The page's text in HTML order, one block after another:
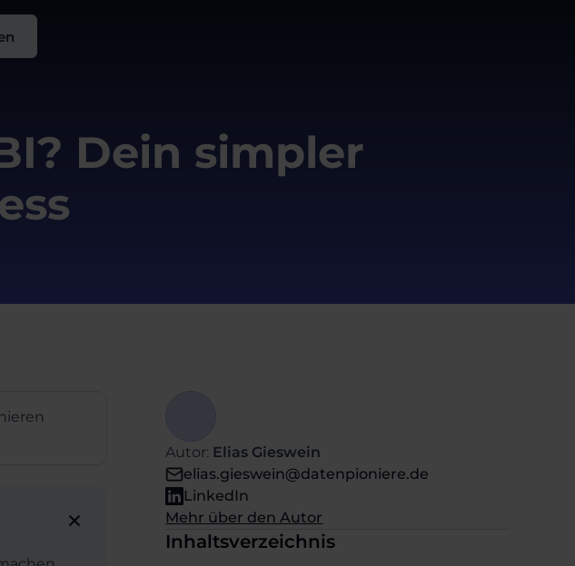
Dein simpler
Autor: Elias Gieswein
elias.gieswein@datenpioniere.de
LinkedIn
Mehr über den Autor
Inhaltsverzeichnis